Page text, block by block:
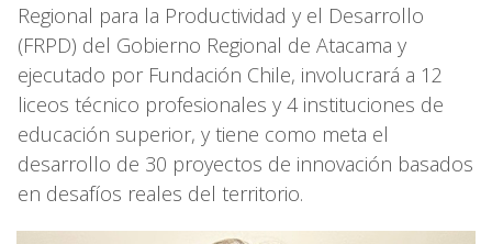
Regional para la Productividad y el Desarrollo
(FRPD) del Gobierno Regional de Atacama y
ejecutado por Fundación Chile, involucrará a 12
liceos técnico profesionales y 4 instituciones de
educación superior, y tiene como meta el
desarrollo de 30 proyectos de innovación basados
en desafíos reales del territorio.